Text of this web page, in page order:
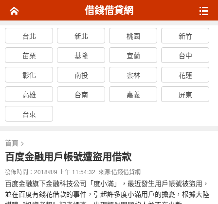
借錢借貸網
台北 新北 桃園
新竹
苗栗
基隆 宜蘭
台中
彰化
南投 雲林
花蓮
高雄
台南 嘉義
屏東
台東
首頁 >
百度金融用戶帳號遭盜用借款
發佈時間：2018/8/9 上午 11:54:32 來源:借錢借貸網
百度金融旗下金融科技公司「度小滿」，最近發生用戶帳號被盜用，
並在百度有錢花借款的事件，引起許多度小滿用戶的擔憂，根據大陸